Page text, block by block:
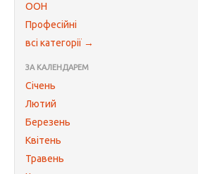
ООН
Професійні
всі категорії →
ЗА КАЛЕНДАРЕМ
Січень
Лютий
Березень
Квітень
Травень